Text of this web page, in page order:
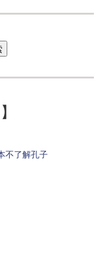
不了解孔子